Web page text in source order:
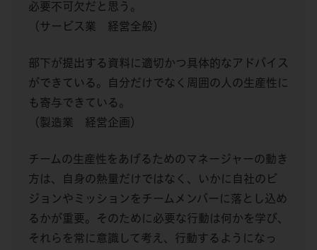
必要不可欠だと思う。
（サービス業 経営全般）
部下が提出する資料に適切かつ具体的なアドバイス
ができている。自分だけでなく周囲の人の生産性に
も寄与できている。
（製造業 経営企画）
チームの生産性をあげるためのマネージャーの動き
方は、自身の熱量だけではなく、いかに自社のビ
ジョンやミッションをチームメンバーに落とし込め
るかが重要。そのために必要な行動は何かを学び、
それらを常に意識して考え、行動するようになっ